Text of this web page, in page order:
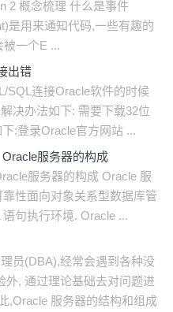
2 概念梳理 什么是事件
是用来通知代码,一些有趣的
被一个E ...
出错
SQL连接Oracle软件的时候
决办法如下: 需要下载32位
:登录Oracle官方网站 ...
服务器的构成
服务器的构成 Oracle 服
性面向对象关系型数据库管
句执行环境. Oracle ...
员(DBA),经常会遇到各种没
外, 通过理论基础去对问题进
,Oracle 服务器的结构和组成